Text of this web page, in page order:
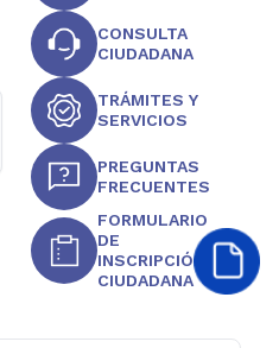
CONSULTA
CIUDADANA
TRÁMITES Y
SERVICIOS
PREGUNTAS
FRECUENTES
FORMULARIO
DE
INSCRIPCIÓN
CIUDADANA